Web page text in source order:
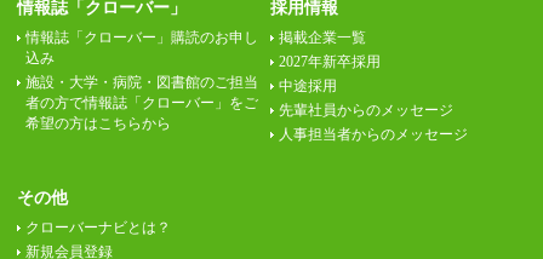
情報誌「クローバー」
情報誌「クローバー」購読のお申し
込み
施設・大学・病院・図書館のご担当
者の方で情報誌「クローバー」をご
希望の方はこちらから
採用情報
掲載企業一覧
2027年新卒採用
中途採用
先輩社員からのメッセージ
人事担当者からのメッセージ
その他
クローバーナビとは？
新規会員登録